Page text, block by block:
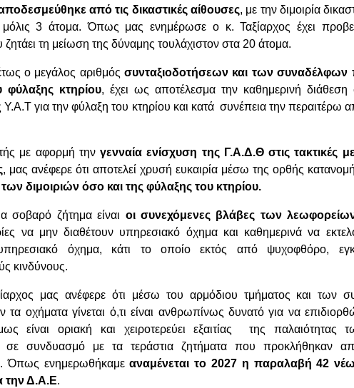
από τις δικαστικές αίθουσες, με την διμοιρία
μόλις 3 άτομα. Όπως μας ενημέρωσε ο κ. Ταξίαρχος έχει
τη μείωση της δύναμης τουλάχιστον στα 20 άτομα.
ο μεγάλος αριθμόςσυνταξιοδοτήσεων και των συναδέλφων
κτηρίου, έχει ως αποτέλεσμα την καθημερινή διάθεση
για την φύλαξη του κτηρίου και κατά συνέπεια την
με αφορμή τηνγενναία ενίσχυση της Γ.Α.Δ.Θ στις τακτικές
, μας ανέφερε ότι αποτελεί χρυσή ευκαιρία μέσω της ορθής
διμοιριών όσο και της φύλαξης του κτηρίου.
ζήτημα είναι οι συνεχόμενες βλάβες των
να μην διαθέτουν υπηρεσιακό όχημα και καθημερινά να
υπηρεσιακό όχημα, κάτι το οποίο εκτός από ψυχοφθόρο,
κινδύνους.
μας ανέφερε ότι μέσω του αρμόδιου τμήματος και των
τα οχήματα γίνεται ό,τι είναι ανθρωπίνως δυνατό για να
είναι οριακή και χειροτερεύει εξαιτίας της παλαιότητας
συνδυασμό με τα τεράστια ζητήματα που προκλήθηκαν
Όπως ενημερωθήκαμεαναμένεται το 2027 η παραλαβή 42
την Δ.Α.Ε.